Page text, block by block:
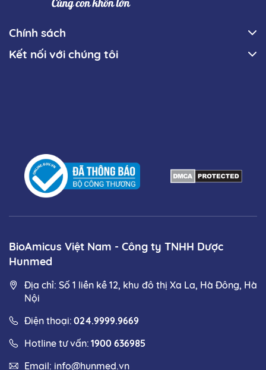
BioAmicus Việt Nam - Công ty TNHH Dược
Hunmed
Địa chỉ: Số 1 liền kề 12, khu đô thị Xa La, Hà Đông, Hà
Nội
Điện thoại: 024.9999.9669
Hotline tư vấn: 1900 636985
Email: info@hunmed.vn
Chính sách
Kết nối với chúng tôi